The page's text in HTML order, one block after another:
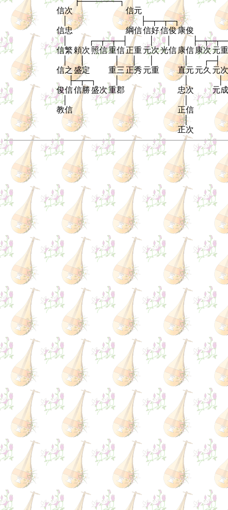
信次
信元
│
├─┬─┬─┐
信忠
綱信信好信俊康俊
│
┌─┬─┬─┤ │
信繁 頼次 照信重信正重元次光信康信 康次元重
│
│ │ │ │ │
┌─┤
信之盛定 重三正秀 元重 直元 元久 元次
├─┬─┐
│
│
俊信信勝盛次重郡 忠次
元成
│
│
教信
正信
│
正次